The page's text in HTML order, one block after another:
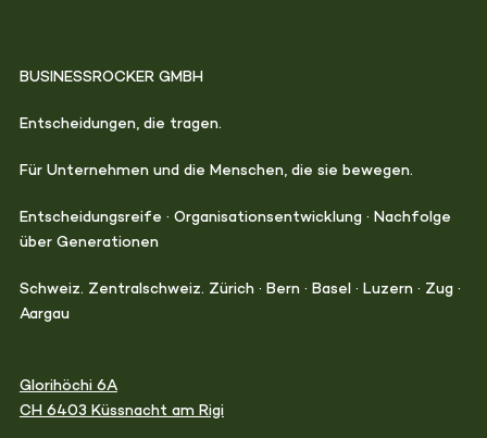
BUSINESSROCKER GMBH
Entscheidungen, die tragen.
Für Unternehmen und die Menschen, die sie bewegen.
Entscheidungsreife · Organisationsentwicklung · Nachfolge
über Generationen
Schweiz. Zentralschweiz. Zürich · Bern · Basel · Luzern · Zug ·
Aargau
Glorihöchi 6A
CH 6403 Küssnacht am Rigi